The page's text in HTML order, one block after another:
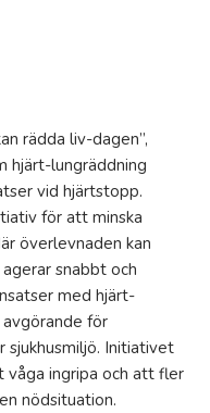
rädda liv-dagen”,
hjärt-lungräddning
vid hjärtstopp.
för att minska
överlevnaden kan
snabbt och
med hjärt-
för
Initiativet
ingripa och att fler
nödsituation.